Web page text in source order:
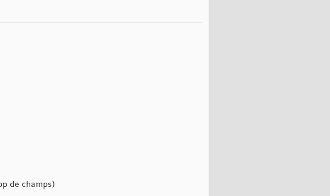
de champs)